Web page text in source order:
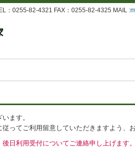
0255-82-4321 FAX：0255-82-4325 MAIL :
ます。
ってご利用留意していただきますよう、
日利用受付についてご連絡申し上げます。